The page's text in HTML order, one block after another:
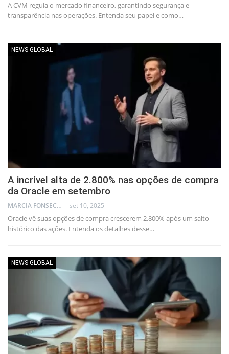
A CVM regula o mercado financeiro, garantindo segurança e
transparência nas operações. Entenda seu papel e como…
NEWS GLOBAL
A incrível alta de 2.800% nas opções de compra
da Oracle em setembro
MARCIA FONSECA - FINANCIAL CONSULTANT set 10, 2025
Oracle vê suas opções de compra crescerem 2.800% após um salto
histórico das ações. Entenda os detalhes desse…
NEWS GLOBAL